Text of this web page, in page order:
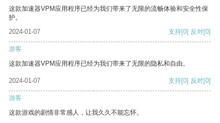
这款加速器VPM应用程序已经为我们带来了无限的流畅体验和安全性保
护。
2024-01-07
支持[0] 反对[0]
游客
这款加速器VPM应用程序已经为我们带来了无限的隐私和自由。
2024-01-07 支持[0] 反对[0]
游客
这款游戏的剧情非常感人，让我久久不能忘怀。